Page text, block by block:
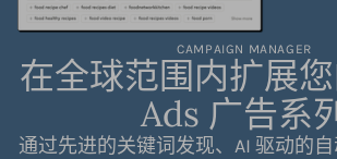
CAMPAIGN MANAGER
在全球范围内扩展
Ads 广告系列
通过先进的关键词发现、AI 驱动的